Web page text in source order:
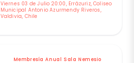
Viernes 03 de Julio 20:00, Errázuriz, Coliseo
Municipal Antonio Azurmendy Riveros,
Valdivia, Chile
Membresía Anual Sala Nemesio